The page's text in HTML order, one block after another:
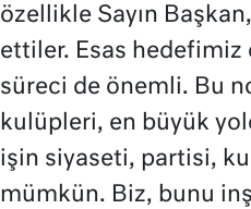
özellikle Sayın
ettiler. Esas hedefimiz
süreci de önemli. Bu
kulüpleri, en büyük
işin siyaseti, partisi,
mümkün. Biz, bunu